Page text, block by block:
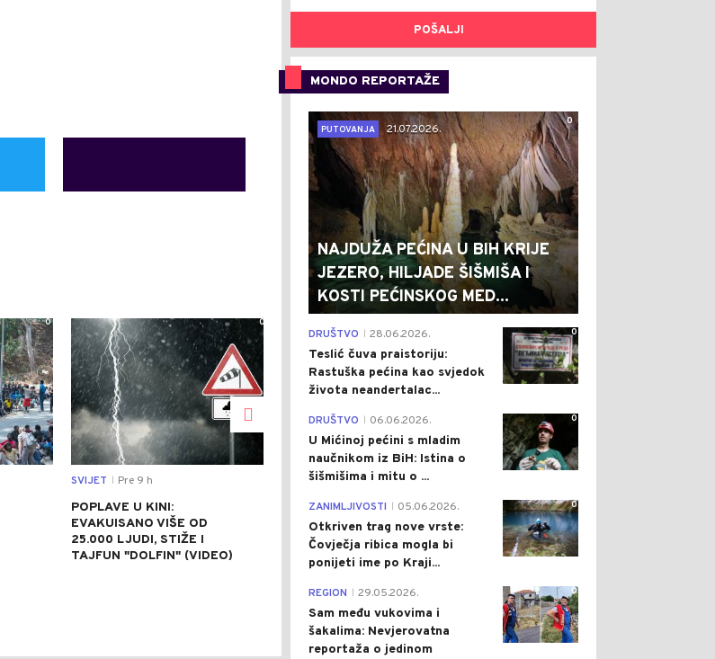
0 0
SVIJET Pre 9 h
POPLAVE U KINI:
EVAKUISANO VIŠE OD
25.000 LJUDI, STIŽE I
TAJFUN "DOLFIN" (VIDEO)
SVIJET | Pre 9 h
AVGANISTANAC OSUĐEN
NA DOŽIVOTNI ZATVOR
ZBOG SMRTONOSNOG
NAPADA U MINHENU
OSUMNJIČEN ZA
POMAGANJE U POKUŠAJU
UBISTVA DABIĆA: NIKOLIĆU
ODREĐENA ZABRANA
POŠALJI
MONDO REPORTAŽE
0
PUTOVANJA
21.07.2026.
NAJDUŽA PEĆINA U BIH KRIJE
JEZERO, HILJADE ŠIŠMIŠA I
KOSTI PEĆINSKOG MED...
0
DRUŠTVO 28.06.2026.
Teslić čuva praistoriju:
Rastuška pećina kao svjedok
života neandertalac...
0
DRUŠTVO 06.06.2026.
U Mićinoj pećini s mladim
naučnikom iz BiH: Istina o
šišmišima i mitu o ...
0
ZANIMLJIVOSTI 05.06.2026.
Otkriven trag nove vrste:
Čovječja ribica mogla bi
ponijeti ime po Kraji...
0
REGION 29.05.2026.
Sam među vukovima i
šakalima: Nevjerovatna
reportaža o jedinom